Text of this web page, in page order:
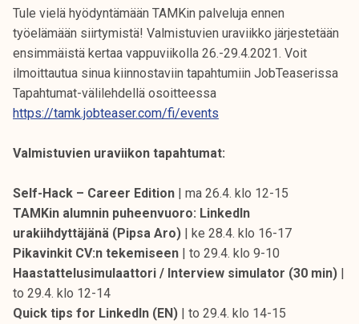
Tule vielä hyödyntämään TAMKin palveluja ennen
työelämään siirtymistä! Valmistuvien uraviikko järjestetään
ensimmäistä kertaa vappuviikolla 26.-29.4.2021. Voit
ilmoittautua sinua kiinnostaviin tapahtumiin JobTeaserissa
Tapahtumat-välilehdellä osoitteessa
https://tamk.jobteaser.com/fi/events
Valmistuvien uraviikon tapahtumat:
Self-Hack – Career Edition | ma 26.4. klo 12-15
TAMKin alumnin puheenvuoro: LinkedIn
urakiihdyttäjänä (Pipsa Aro) | ke 28.4. klo 16-17
Pikavinkit CV:n tekemiseen | to 29.4. klo 9-10
Haastattelusimulaattori / Interview simulator (30 min) |
to 29.4. klo 12-14
Quick tips for LinkedIn (EN) | to 29.4. klo 14-15